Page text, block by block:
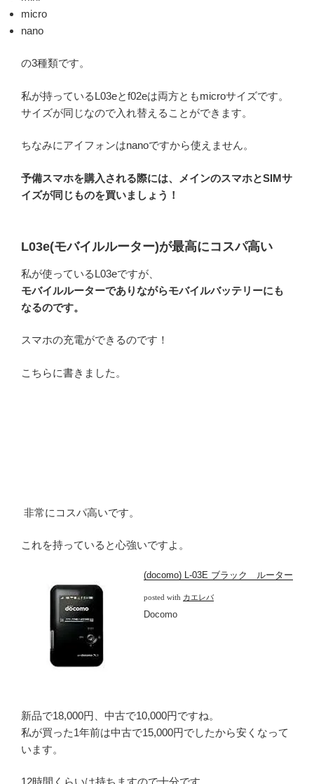
micro
nano
の3種類です。
私が持っているL03eとf02eは両方ともmicroサイズです。
サイズが同じなので入れ替えることができます。
ちなみにアイフォンはnanoですから使えません。
予備スマホを購入される際には、メインのスマホとSIMサ
イズが同じものを買いましょう！
L03e(モバイルルーター)が最高にコスパ高い
私が使っているL03eですが、
モバイルルーターでありながらモバイルバッテリーにも
なるのです。
スマホの充電ができるのです！
こちらに書きました。
非常にコスパ高いです。
これを持っていると心強いですよ。
(docomo) L-03E ブラック ルーター
posted with カエレバ
Docomo
新品で18,000円、中古で10,000円ですね。
私が買った1年前は中古で15,000円でしたから安くなって
います。
12時間くらいは持ちますので十分です。